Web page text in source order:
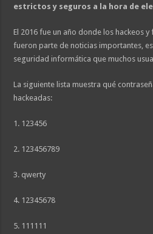
estrictos y seguros a la hora de
El 2016 fue un año donde los hackeos
fueron parte de noticias importantes,
seguridad informática que muchos
La siguiente lista muestra qué
hackeadas:
1. 123456
2. 123456789
3. qwerty
4. 12345678
5. 111111